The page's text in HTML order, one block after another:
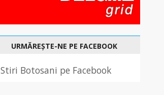
URMĂREȘTE-NE PE FACEBOOK
Stiri Botosani pe Facebook